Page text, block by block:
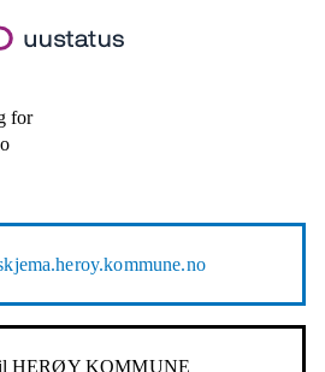
til
for
HERØY KOMMUNE